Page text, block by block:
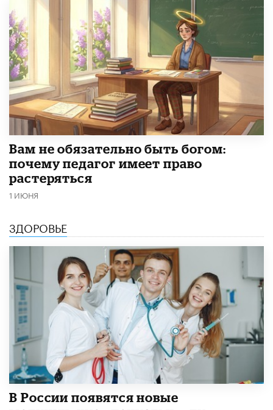
​Вам не обязательно быть богом:
почему педагог имеет право
растеряться
1 ИЮНЯ
ЗДОРОВЬЕ
В России появятся новые